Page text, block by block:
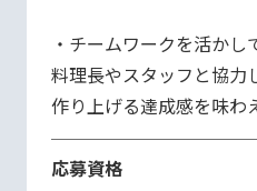
・チームワークを活かし
料理長やスタッフと協力
作り上げる達成感を味わ
応募資格